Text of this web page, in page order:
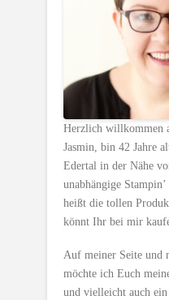
Herzlich willkommen
Jasmin, bin 42 Jahre
Edertal in der Nähe
unabhängige
heißt die tollen
könnt Ihr bei mir
Auf meiner Seite und
möchte ich Euch
und vielleicht auch